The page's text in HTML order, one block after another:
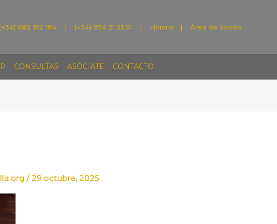
682 152 184 | (+34) 954 21 21 01 | Horario | Área de Socios
CONSULTAS ASÓCIATE CONTACTO
/ 29 octubre, 2025